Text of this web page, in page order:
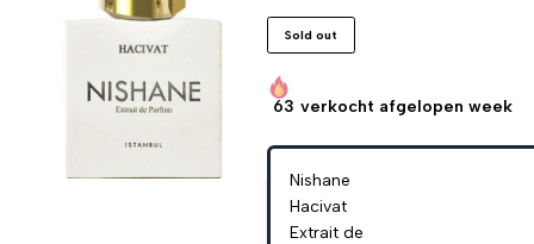
Sold out
63 verkocht afgelopen week
Nishane
Hacivat
Extrait de